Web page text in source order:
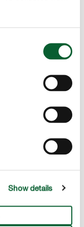
Show details
méretét
is
keveréke;
mely
kedvezőtlen
véd a
tekintik